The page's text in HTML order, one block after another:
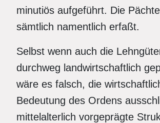
minutiös aufgeführt. Die
sämtlich namentlich erfaßt.
Selbst wenn auch die
durchweg landwirtschaftlich
wäre es falsch, die
Bedeutung des Ordens
mittelalterlich vorgeprägte